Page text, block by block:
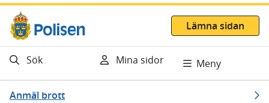
Gå direkt till innehåll
Lämna sidan
Sök Mina sidor Meny
Anmäl brott